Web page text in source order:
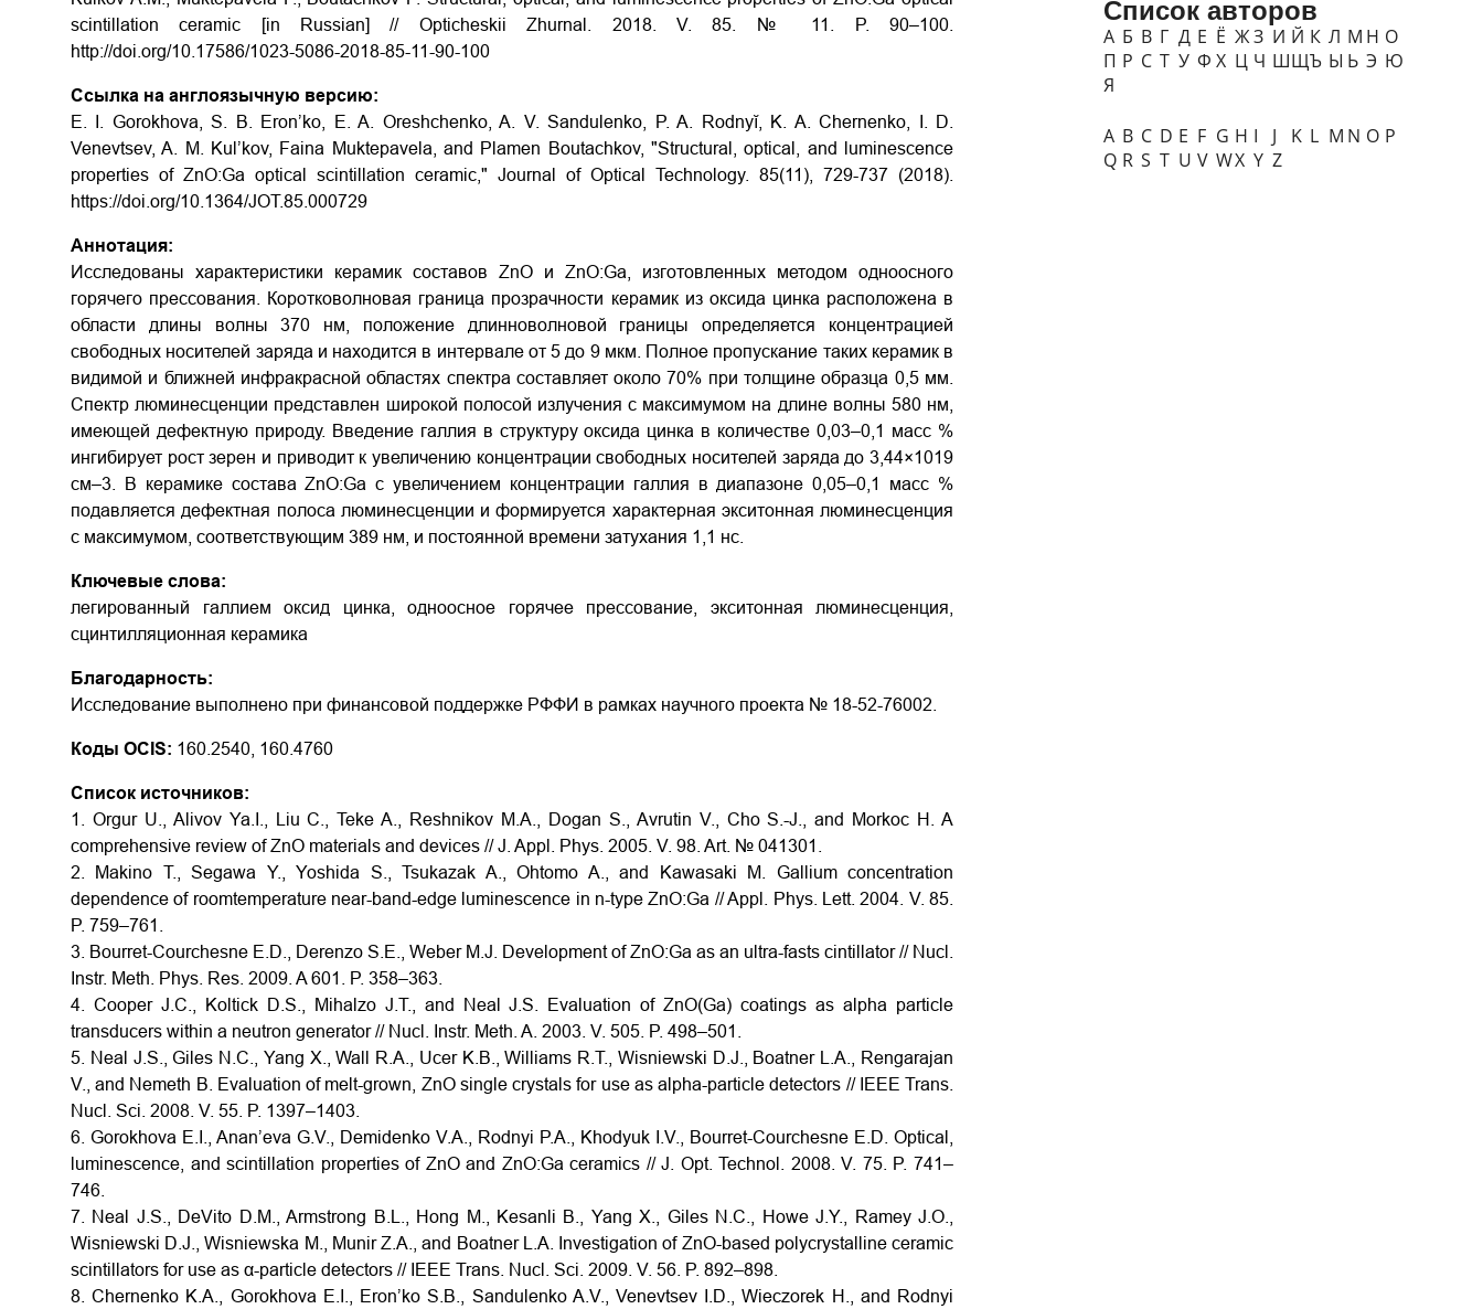
scintillation ceramic
[in Russian] // Opticheskii Zhurnal. 2018. V. 85. № 11. P. 90–100.
http://doi.org/10.17586/1023-5086-2018-85-11-90-100
Ссылка на англоязычную версию:
E. I. Gorokhova, S. B. Eron’ko, E. A. Oreshchenko, A. V. Sandulenko, P. A. Rodnyĭ, K. A. Chernenko, I. D.
Venevtsev, A. M. Kul’kov, Faina Muktepavela, and Plamen Boutachkov, "Structural, optical, and luminescence
properties of ZnO:Ga optical scintillation ceramic," Journal of Optical Technology. 85(11), 729-737 (2018).
https://doi.org/10.1364/JOT.85.000729
Аннотация:
Исследованы характеристики керамик составов ZnO и ZnO:Ga, изготовленных методом одноосного
горячего прессования. Коротковолновая граница прозрачности керамик из оксида цинка расположена в
области длины волны 370 нм, положение длинноволновой границы определяется концентрацией
свободных носителей заряда и находится в интервале от 5 до 9 мкм. Полное пропускание таких керамик в
видимой и ближней инфракрасной областях спектра составляет около 70% при толщине образца 0,5 мм.
Спектр люминесценции представлен широкой полосой излучения с максимумом на длине волны 580 нм,
имеющей дефектную природу. Введение галлия в структуру оксида цинка в количестве 0,03–0,1 масс %
ингибирует рост зерен и приводит к увеличению концентрации свободных носителей заряда до 3,44×1019
см–3. В керамике состава ZnO:Ga с увеличением концентрации галлия в диапазоне 0,05–0,1 масс %
подавляется дефектная полоса люминесценции и формируется характерная экситонная люминесценция
c максимумом, соответствующим 389 нм, и постоянной времени затухания 1,1 нс.
Ключевые слова:
легированный галлием оксид цинка, одноосное горячее прессование, экситонная люминесценция,
сцинтилляционная керамика
Благодарность:
Исследование выполнено при финансовой поддержке РФФИ в рамках научного проекта № 18-52-76002.
Коды OCIS: 160.2540, 160.4760
Список источников:
1. Orgur U., Alivov Ya.I., Liu C., Teke A., Reshnikov M.A., Dogan S., Avrutin V., Cho S.-J., and Morkoc H. A
comprehensive review of ZnO materials and devices // J. Appl. Phys. 2005. V. 98. Art. № 041301.
2. Makino T., Segawa Y., Yoshida S., Tsukazak A., Ohtomo A., and Kawasaki M. Gallium concentration
dependence of roomtemperature near-band-edge luminescence in n-type ZnO:Ga // Appl. Phys. Lett. 2004. V. 85.
P. 759–761.
3. Bourret-Courchesne E.D., Derenzo S.E., Weber M.J. Development of ZnO:Ga as an ultra-fasts cintillator // Nucl.
Instr. Meth. Phys. Res. 2009. A 601. P. 358–363.
4. Cooper J.C., Koltick D.S., Mihalzo J.T., and Neal J.S. Evaluation of ZnO(Ga) coatings as alpha particle
transducers within a neutron generator // Nucl. Instr. Meth. A. 2003. V. 505. P. 498–501.
5. Neal J.S., Giles N.C., Yang X., Wall R.A., Ucer K.B., Williams R.T., Wisniewski D.J., Boatner L.A., Rengarajan
V., and Nemeth B. Evaluation of melt-grown, ZnO single crystals for use as alpha-particle detectors // IEEE Trans.
Nucl. Sci. 2008. V. 55. P. 1397–1403.
6. Gorokhova E.I., Anan’eva G.V., Demidenko V.A., Rodnyi P.A., Khodyuk I.V., Bourret-Courchesne E.D. Optical,
luminescence, and scintillation properties of ZnO and ZnO:Ga ceramics // J. Opt. Technol. 2008. V. 75. P. 741–
746.
7. Neal J.S., DeVito D.M., Armstrong B.L., Hong M., Kesanli B., Yang X., Giles N.C., Howe J.Y., Ramey J.O.,
Wisniewski D.J., Wisniewska M., Munir Z.A., and Boatner L.A. Investigation of ZnO-based polycrystalline ceramic
scintillators for use as α-particle detectors // IEEE Trans. Nucl. Sci. 2009. V. 56. P. 892–898.
8. Chernenko K.A., Gorokhova E.I., Eron’ko S.B., Sandulenko A.V., Venevtsev I.D., Wieczorek H., and Rodnyi
Список авторов
А Б В Г Д Е Ё ЖЗ И Й К Л М Н О
П Р С Т У Ф Х Ц Ч ШЩЪ Ы Ь Э Ю
Я
A B C D E F G H I J K L M N O P
Q R S T U V WX Y Z